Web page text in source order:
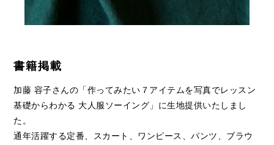
書籍掲載
加藤 容子さんの「作ってみたい７アイテムを写真でレッスン
基礎からわかる 大人服ソーイング」に生地提供いたしまし
た。
通年活躍する定番、スカート、ワンピース、パンツ、ブラウ